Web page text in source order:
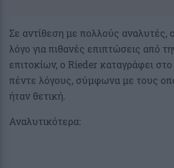
Σε αντίθεση με πολλούς αναλυτές,
λόγο για πιθανές επιπτώσεις από
επιτοκίων, ο Rieder καταγράφει
πέντε λόγους, σύμφωνα με τους
ήταν θετική.
Αναλυτικότερα: